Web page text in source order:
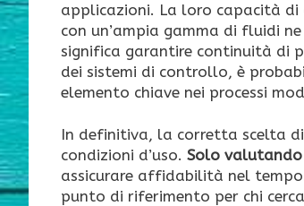
applicazioni. La loro capacità di
con un’ampia gamma di fluidi
significa garantire continuità di
dei sistemi di controllo, è
elemento chiave nei processi
In definitiva, la corretta scelta
condizioni d’uso. Solo
assicurare affidabilità nel
punto di riferimento per chi